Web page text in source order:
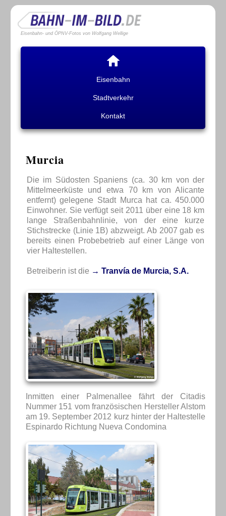
Eisenbahn- und ÖPNV-Fotos von Wolfgang Wellige
Eisenbahn
Stadtverkehr
Kontakt
Murcia
Die im Südosten Spaniens (ca. 30 km von der
Mittelmeerküste und etwa 70 km von Alicante
entfernt) gelegene Stadt Murca hat ca. 450.000
Einwohner. Sie verfügt seit 2011 über eine 18 km
lange Straßenbahnlinie, von der eine kurze
Stichstrecke (Linie 1B) abzweigt. Ab 2007 gab es
bereits einen Probebetrieb auf einer Länge von
vier Haltestellen.
Betreiberin ist die → Tranvía de Murcia, S.A.
Inmitten einer Palmenallee fährt der Citadis
Nummer 151 vom französischen Hersteller Alstom
am 19. September 2012 kurz hinter der Haltestelle
Espinardo Richtung Nueva Condomina